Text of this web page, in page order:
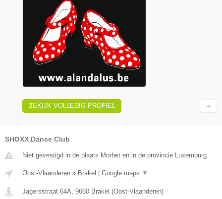
BEKIJK VOLLEDIG PROFIEL
SHOXX Dance Club
Niet gevestigd in de plaats Morhet en in de provincie Luxemburg.
Oost-Vlaanderen » Brakel | Google maps ▼
Jagersstraat 64A 9660 Brakel (Oost-Vlaanderen)